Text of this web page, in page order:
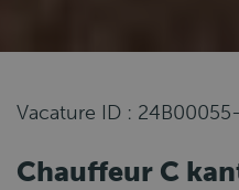
Vacature ID :
Chauffeur C